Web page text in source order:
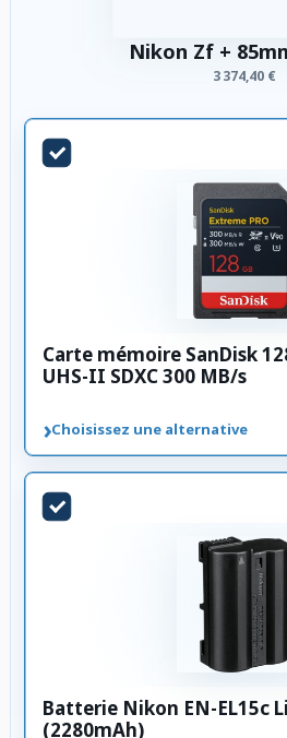
Nikon Zf +
3 374,40 €
Carte mémoire SanDisk
UHS-II SDXC 300 MB/s
›Choisissez une alternative
Batterie Nikon EN-EL15c
(2280mAh)